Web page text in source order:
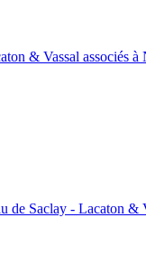
& Vassal associés
de Saclay - Lacaton &